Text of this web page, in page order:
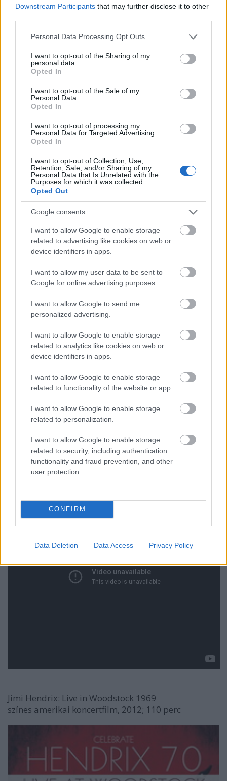
Downstream Participants that may further disclose it to other
Please note that this website/app uses one or more Google
not limited to your visit or usage behaviour. You may click to
grant or deny consent to Google and its third-party tags to
use your data for below specified purposes in below Google
consent section.
Personal Data Processing Opt Outs
I want to opt-out of the Sharing of my
personal data.
Opted In
I want to opt-out of the Sale of my
Personal Data.
Opted In
I want to opt-out of processing my
Personal Data for Targeted Advertising.
Opted In
I want to opt-out of Collection, Use,
Retention, Sale, and/or Sharing of my
Personal Data that Is Unrelated with the
Purposes for which it was collected.
Opted Out
Google consents
I want to allow Google to enable storage
related to advertising like cookies on web or
device identifiers in apps.
I want to allow my user data to be sent to
Google for online advertising purposes.
I want to allow Google to send me
personalized advertising.
I want to allow Google to enable storage
related to analytics like cookies on web or
device identifiers in apps.
I want to allow Google to enable storage
related to functionality of the website or app.
I want to allow Google to enable storage
related to personalization.
I want to allow Google to enable storage
related to security, including authentication
functionality and fraud prevention, and other
user protection.
CONFIRM
Data Deletion Data Access Privacy Policy
A koncertfilm Jim Morrison és legendás zenekara, a
The Doors egyetlen teljes hosszában rögzített
digitálisan felújított HD változata. A billentyűs Ray
Manzarek szerint a gondos utómunkának
élményt ad: „Olyannak hallod, mintha valóban a
Bowl színpadán lennél, együtt a zenekar tagjaival.” A
Doors menedzsere, egyben a film producere szerint:
„A Doors koncertjei sámánisztikus utazások voltak a
rock and roll pszichedelikus színpadán. A zene,
költészet és dráma zabolátlan zenei virtuozitással
örvénylett bennük. A Doors kifejezőerejének csúcsán,
a világ egyik legjobb előadóhelyén rögzített, később
újrakevert és digitalizált anyag cseppet sem poros,
sőt! Századszorra hallgatva még mindig magával
ragad!” A zenekar a klasszikus dalok –LightMy
End– mellett olyan ritkán hallott számokkal
villanyozta fel a közönséget, mint pl. a
Jimi Hendrix: Live in Woodstock 1969
színes amerikai koncertfilm, 2012; 110 perc